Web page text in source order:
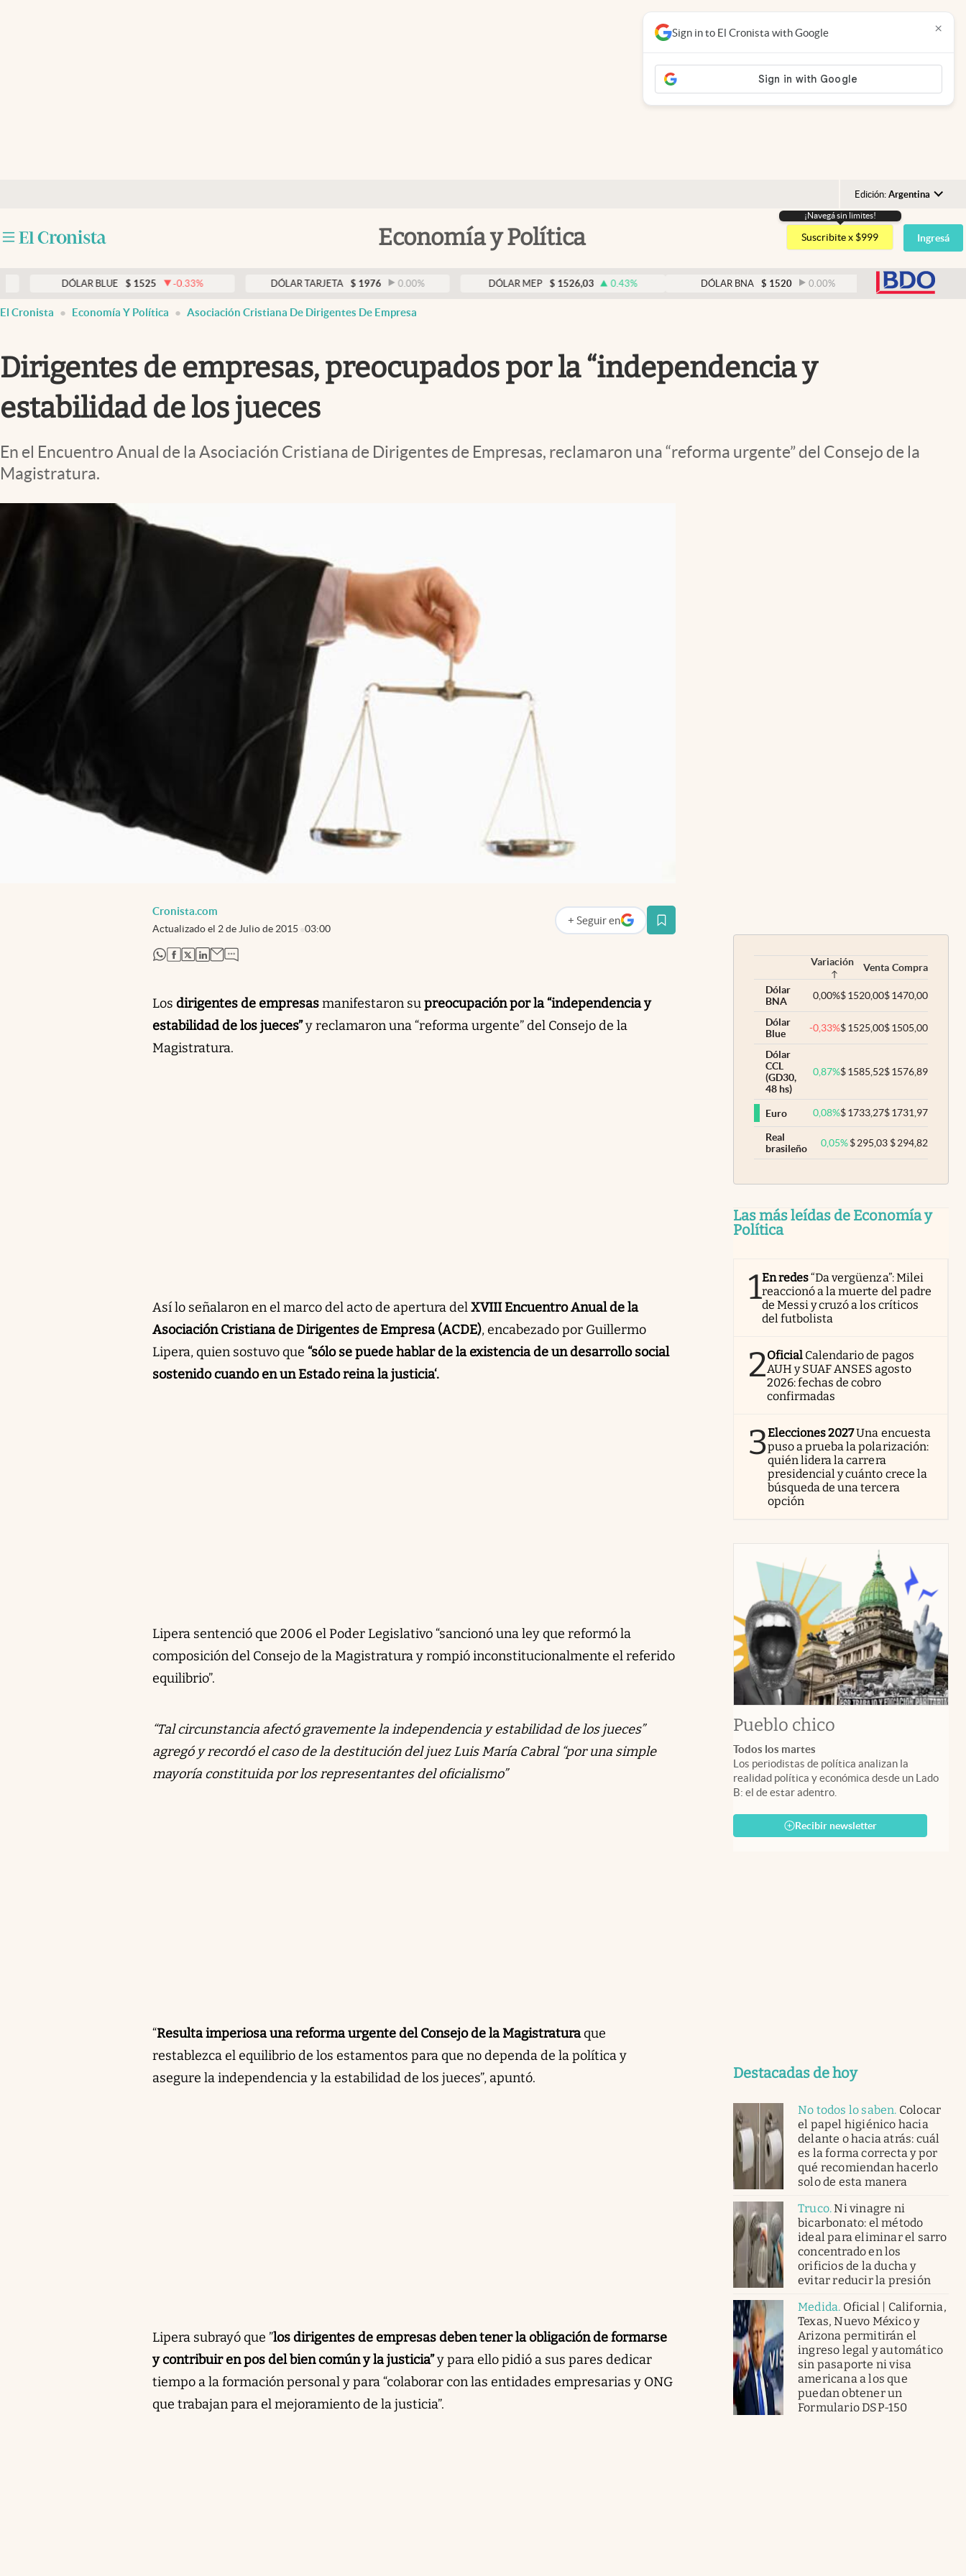
Edición: Argentina
Argentina
España
USA
Economía y Política
Clase
Mundial 2026
El Cronista Studio
¡Navegá sin limites!
Suscribite x $999 Ingresá
DÓLAR BLUE $ 1525 -0.33 % DÓLAR TARJETA $ 1976 0.00 % DÓLAR MEP $ 1526,03 0.43 % DÓLAR BNA $ 1520 0.00 % DÓLAR BLUE
Sign in to El Cronista with Google ×
El Cronista Economía Y Política Asociación Cristiana De Dirigentes De Empresa
Dirigentes de empresas, preocupados por la “independencia y
estabilidad de los jueces
En el Encuentro Anual de la Asociación Cristiana de Dirigentes de Empresas, reclamaron una “reforma urgente” del Consejo de la
Magistratura.
Cronista.com
Actualizado el 2 de Julio de 2015 03:00
+ Seguir en
abre en nueva pestaña
abre en nueva pestaña
abre en nueva pestaña
abre en nueva pestaña
abre en nueva pestaña
Los dirigentes de empresasmanifestaron supreocupación por la “independencia y
estabilidad de los jueces”y reclamaron una “reforma urgente” del Consejo de la
Magistratura.
Así lo señalaron en el marco del acto de apertura delXVIII Encuentro Anual de la
Asociación Cristiana de Dirigentes de Empresa (ACDE), encabezado por Guillermo
Lipera, quien sostuvo que “sólo se puede hablar de la existencia de un desarrollo social
sostenido cuando en un Estado reina la justicia‘.
Lipera sentenció que 2006 el Poder Legislativo “sancionó una ley que reformó la
composición del Consejo de la Magistratura y rompió inconstitucionalmente el referido
equilibrio”.
“Tal circunstancia afectó gravemente la independencia y estabilidad de los jueces”
agregó y recordó el caso de la destitución del juez Luis María Cabral “por una simple
mayoría constituida por los representantes del oficialismo”
“Resulta imperiosa una reforma urgente del Consejo de la Magistraturaque
restablezca el equilibrio de los estamentos para que no dependa de la política y
asegure la independencia y la estabilidad de los jueces”, apuntó.
Lipera subrayó que ”los dirigentes de empresas deben tener la obligación de formarse
y contribuir en pos del bien común y la justicia”y para ello pidió a sus pares dedicar
tiempo a la formación personal y para “colaborar con las entidades empresarias y ONG
que trabajan para el mejoramiento de la justicia”.
Variación Venta Compra
Dólar
BNA
0,00%$1520,00$1470,00
Dólar
Blue
-0,33%$1525,00$1505,00
Dólar
CCL
(GD30,
48 hs)
0,87%$1585,52$1576,89
Euro 0,08%$1733,27$1731,97
Real
brasileño
0,05% $295,03 $294,82
Las más leídas de Economía y
Política
1En redes“Da vergüenza”: Milei
reaccionó a la muerte del padre
de Messi y cruzó a los críticos
del futbolista
2Oficial Calendario de pagos
AUH y SUAF ANSES agosto
2026: fechas de cobro
confirmadas
3Elecciones 2027Una encuesta
puso a prueba la polarización:
quién lidera la carrera
presidencial y cuánto crece la
búsqueda de una tercera
opción
Pueblo chico
Todos los martes
Los periodistas de política analizan la
realidad política y económica desde un Lado
B: el de estar adentro.
Recibir newsletter
Destacadas de hoy
No todos lo saben. Colocar
el papel higiénico hacia
delante o hacia atrás: cuál
es la forma correcta y por
qué recomiendan hacerlo
solo de esta manera
Truco.Ni vinagre ni
bicarbonato: el método
ideal para eliminar el sarro
concentrado en los
orificios de la ducha y
evitar reducir la presión
Medida. Oficial | California,
Texas, Nuevo México y
Arizona permitirán el
ingreso legal y automático
sin pasaporte ni visa
americana a los que
puedan obtener un
Formulario DSP-150